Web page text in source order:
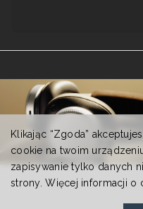
Klikając “Zgoda”
cookie na twoim
zapisywanie tylko danych
strony. Więcej informacji o